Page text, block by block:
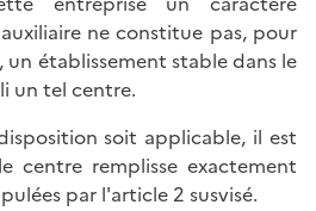
ne constitue pas, pour
établissement stable dans le
un tel centre.
soit applicable, il est
centre remplisse exactement
par l'article 2 susvisé.